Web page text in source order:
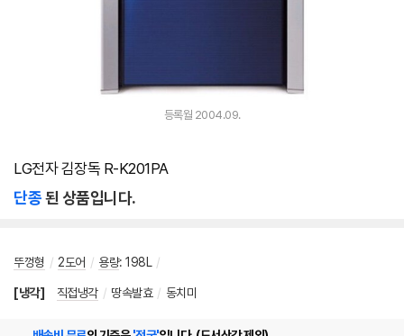
등록월 2004.09.
LG전자 김장독 R-K201PA
단종된 상품입니다.
뚜껑형 / 2도어 / 용량: 198L /
[냉각] 직접냉각 / 땅속발효 / 동치미